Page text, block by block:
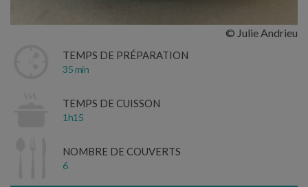
© Julie Andrieu
TEMPS DE PRÉPARATION
35 min
TEMPS DE CUISSON
1h15
NOMBRE DE COUVERTS
6